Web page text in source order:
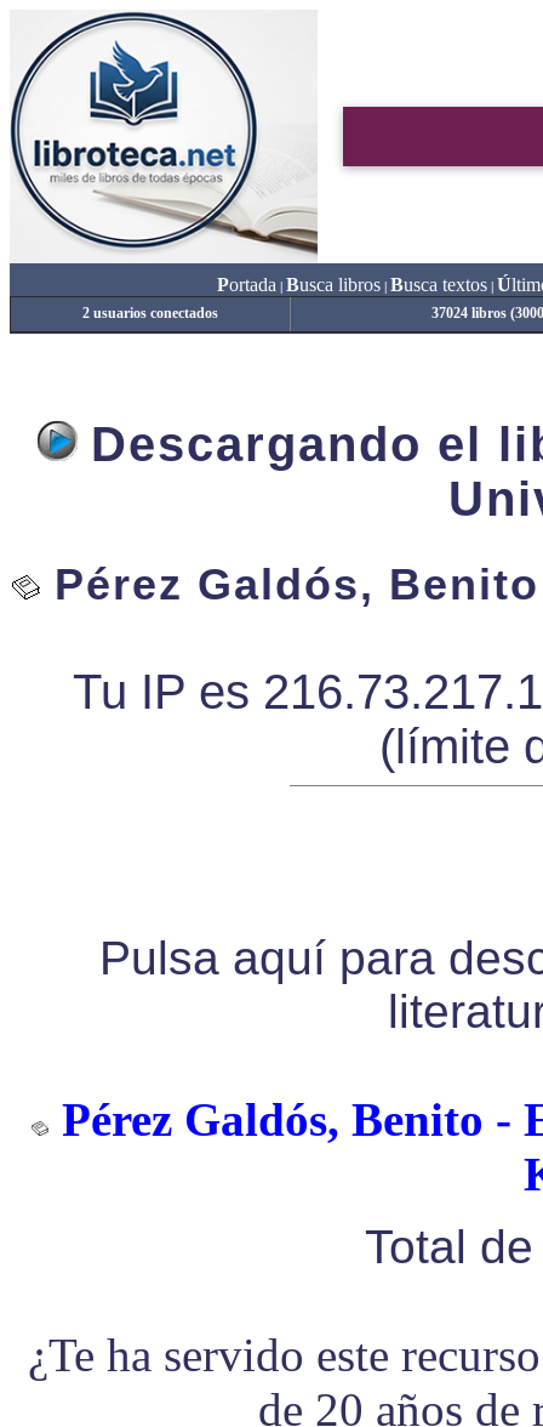
Portada Busca libros| Busca textos| Ú
2 usuarios conectados 37024 libros
Descargando el
Pérez Galdós,
Tu IP es
(límite
Pulsa aquí para
Pérez Galdós, Benito -
Total
¿Te ha servido este
de 20 años